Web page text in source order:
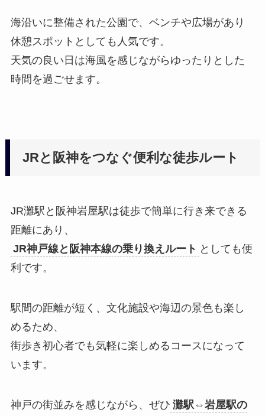
海沿いに整備された公園で、ベンチや広場があり
休憩スポットとしても人気です。
天気の良い日は海風を感じながらゆったりとした
時間を過ごせます。
JRと阪神をつなぐ便利な徒歩ルート
JR灘駅と阪神岩屋駅は徒歩で簡単に行き来できる
距離にあり、
JR神戸線と阪神本線の乗り換えルート としても便
利です。
駅間の距離が短く、文化施設や海辺の景色も楽し
めるため、
街歩き初心者でも気軽に楽しめるコースになって
います。
神戸の街並みを感じながら、ぜひ 灘駅⇔岩屋駅の